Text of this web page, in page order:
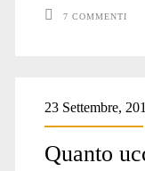
7 COMMENTI
23 Settembre,
Quanto